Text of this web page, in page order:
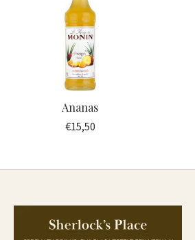
Ananas
€15,50